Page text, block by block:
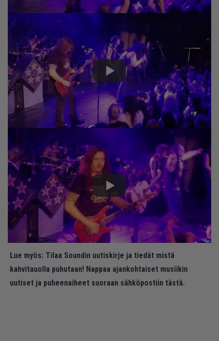
Lue myös: Tilaa Soundin uutiskirje ja tiedät mistä
kahvitauolla puhutaan! Nappaa ajankohtaiset musiikin
uutiset ja puheenaiheet suoraan sähköpostiin tästä.